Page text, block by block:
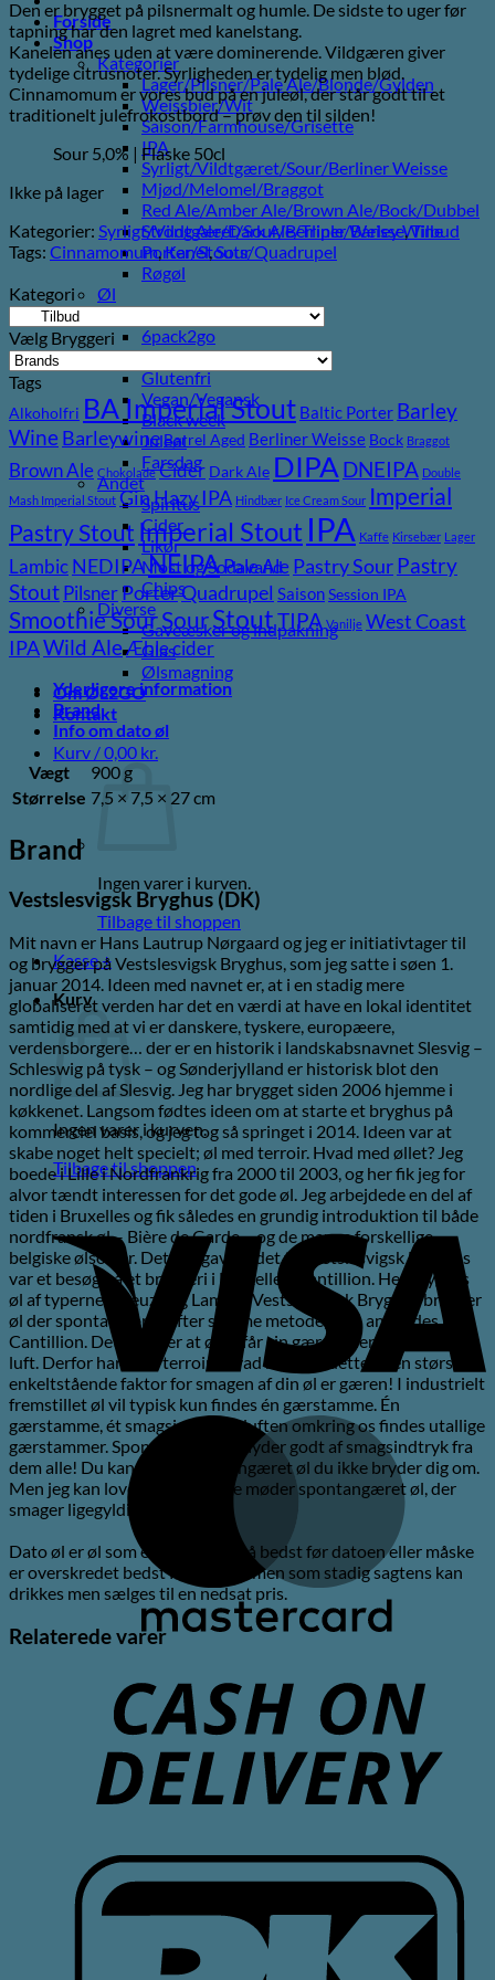
Forside
Shop
Kategorier
Lager/Pilsner/Pale Ale/Blonde/Gylden
Weissbier/Wit
Saison/Farmhouse/Grisette
IPA
Syrligt/Vildtgæret/Sour/Berliner Weisse
Mjød/Melomel/Braggot
Red Ale/Amber Ale/Brown Ale/Bock/Dubbel
Strong Ale/Dark Ale/Triple/Barley Wine
Porter/Stouts/Quadrupel
Røgøl
Øl
Tilbud
6pack2go
Alkoholfri
Glutenfri
Vegan/Vegansk
Black week
Juleøl
Farsdag
Andet
Spiritus
Cider
Likør
Most og Sodavand
Chips
Diverse
Gaveæsker og indpakning
Glas
Ølsmagning
Om ØL2GO
Kontakt
Kurv /0,00 kr.
Ingen varer i kurven.
Tilbage til shoppen
Kasse+
Kurv
Ingen varer i kurven.
Tilbage til shoppen
pris
var:
50,00 kr..
pris
er:
20,00 kr..
Den er brygget på pilsnermalt og humle. De sidste to uger før
tapning har den lagret med kanelstang.
Kanelen anes uden at være dominerende. Vildgæren giver
tydelige citrusnoter. Syrligheden er tydelig men blød.
Cinnamomum er vores bud på en juleøl, der står godt til et
traditionelt julefrokostbord – prøv den til silden!
Sour 5,0% | Flaske 50cl
Ikke på lager
Kategorier: Syrligt/Vildtgæret/Sour/Berliner Weisse,Tilbud
Tags: Cinnamomum,Kanel,Sour
Kategori
Vælg Bryggeri
Tags
Alkoholfri BA Imperial Stout Baltic Porter Barley
Wine BarleywineBarrel Aged Berliner Weisse Bock Braggot
Brown Ale Chokolade Cider Dark Ale DIPA DNEIPA Double
Mash Imperial Stout GinHazy IPA Hindbær Ice Cream Sour Imperial
Pastry Stout Imperial Stout IPA Kaffe Kirsebær Lager
Lambic NEDIPANEIPAPale Ale Pastry Sour Pastry
Stout Pilsner PorterQuadrupel SaisonSession IPA
Smoothie SourSourStoutTIPA Vanilje West Coast
IPAWild Ale Æble cider
Yderligere information
Brand
Info om dato øl
Vægt
900 g
Størrelse 7,5 × 7,5 × 27 cm
Brand
Vestslesvigsk Bryghus (DK)
Mit navn er Hans Lautrup Nørgaard og jeg er initiativtager til
og brygger på Vestslesvigsk Bryghus, som jeg satte i søen 1.
januar 2014. Ideen med navnet er, at i en stadig mere
globaliseret verden har det en værdi at have en lokal identitet
samtidig med at vi er danskere, tyskere, europæere,
verdensborgere… der er en historik i landskabsnavnet Slesvig –
Schleswig på tysk – og Sønderjylland er historisk blot den
nordlige del af Slesvig. Jeg har brygget siden 2006 hjemme i
køkkenet. Langsom fødtes ideen om at starte et bryghus på
kommerciel basis, og jeg tog så springet i 2014. Ideen var at
skabe noget helt specielt; øl med terroir. Hvad med øllet? Jeg
boede i Lille i Nordfrankrig fra 2000 til 2003, og her fik jeg for
alvor tændt interessen for det gode øl. Jeg arbejdede en del af
tiden i Bruxelles og fik således en grundig introduktion til både
nordfransk øl – Bière de Garde – og de mange forskellige
belgiske ølsorter. Det der gav stødet til Vestslesvigsk Bryghus
var et besøg på et bryggeri i Bruxelles, Cantillion. Her brygges
øl af typerne Gueuze og Lambic. Vestslesvigsk Bryghus brygger
øl der spontangæres efter samme metode, som anvendes på
Cantillion. Det betyder at øllet får sin gær fra den omgivende
luft. Derfor har øllet terroir! Hvad betyder dette? Den største
enkeltstående faktor for smagen af din øl er gæren! I industrielt
fremstillet øl vil typisk kun findes én gærstamme. Én
gærstamme, ét smagsindtryk. I luften omkring os findes utallige
gærstammer. Spontangæret øl nyder godt af smagsindtryk fra
dem alle! Du kan møde spontangæret øl du ikke bryder dig om.
Men jeg kan love dig, at du ikke møder spontangæret øl, der
smager ligegyldigt!
Dato øl er øl som enten er tæt på bedst før datoen eller måske
er overskredet bedst før datoen men som stadig sagtens kan
drikkes men sælges til en nedsat pris.
Relaterede varer